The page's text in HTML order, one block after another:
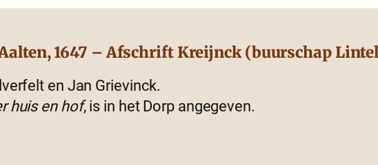
1647 – Afschrift Kreijnck (buurschap
en Jan Grievinck.
huis en hof, is in het Dorp angegeven.